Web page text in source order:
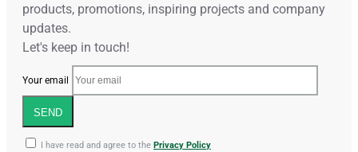
products, promotions, inspiring projects and company
updates.
Let's keep in touch!
Your email
SEND
I have read and agree to the Privacy Policy